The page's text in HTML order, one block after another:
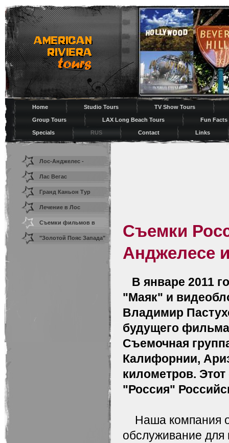
Home Studio Tours TV Show Tours
Group Tours LAX Long Beach Tours Fun Facts
Specials RUS Contact Links
Лос-Анджелес -
Cтолицa Pазвлечений
Лас Вегас
Гранд Каньон Тур
Лечение в Лос
Анджелесе
Съемки фильмов в
Лос Анджелесе и
"Золотой Пояс Запада"
Съемки
Анджелесе
В январе 2011
"Маяк" и
Владимир
будущего
Съемочная
Калифорнии,
километров.
"Россия"
Наша компания
обслуживание